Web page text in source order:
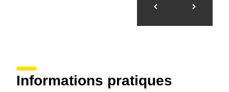
Informations pratiques